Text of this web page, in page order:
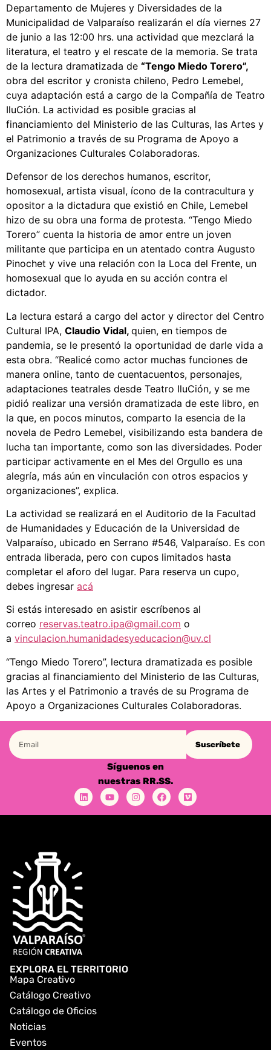
Departamento de Mujeres y Diversidades de la
Municipalidad de Valparaíso realizarán el día viernes 27
de junio a las 12:00 hrs. una actividad que mezclará la
literatura, el teatro y el rescate de la memoria. Se trata
de la lectura dramatizada de “Tengo Miedo Torero”,
obra del escritor y cronista chileno, Pedro Lemebel,
cuya adaptación está a cargo de la Compañía de Teatro
IluCión. La actividad es posible gracias al
financiamiento del Ministerio de las Culturas, las Artes y
el Patrimonio a través de su Programa de Apoyo a
Organizaciones Culturales Colaboradoras.
Defensor de los derechos humanos, escritor,
homosexual, artista visual, ícono de la contracultura y
opositor a la dictadura que existió en Chile, Lemebel
hizo de su obra una forma de protesta. “Tengo Miedo
Torero” cuenta la historia de amor entre un joven
militante que participa en un atentado contra Augusto
Pinochet y vive una relación con la Loca del Frente, un
homosexual que lo ayuda en su acción contra el
dictador.
La lectura estará a cargo del actor y director del Centro
Cultural IPA, Claudio Vidal, quien, en tiempos de
pandemia, se le presentó la oportunidad de darle vida a
esta obra. “Realicé como actor muchas funciones de
manera online, tanto de cuentacuentos, personajes,
adaptaciones teatrales desde Teatro IluCión, y se me
pidió realizar una versión dramatizada de este libro, en
la que, en pocos minutos, comparto la esencia de la
novela de Pedro Lemebel, visibilizando esta bandera de
lucha tan importante, como son las diversidades. Poder
participar activamente en el Mes del Orgullo es una
alegría, más aún en vinculación con otros espacios y
organizaciones”, explica.
La actividad se realizará en el Auditorio de la Facultad
de Humanidades y Educación de la Universidad de
Valparaíso, ubicado en Serrano #546, Valparaíso. Es con
entrada liberada, pero con cupos limitados hasta
completar el aforo del lugar. Para reserva un cupo,
debes ingresar acá
Si estás interesado en asistir escríbenos al
correo reservas.teatro.ipa@gmail.com o
a vinculacion.humanidadesyeducacion@uv.cl
“Tengo Miedo Torero”, lectura dramatizada es posible
gracias al financiamiento del Ministerio de las Culturas,
las Artes y el Patrimonio a través de su Programa de
Apoyo a Organizaciones Culturales Colaboradoras.
Suscríbete
Síguenos en
nuestras RR.SS.
EXPLORA EL TERRITORIO
Mapa Creativo
Catálogo Creativo
Catálogo de Oficios
Noticias
Eventos